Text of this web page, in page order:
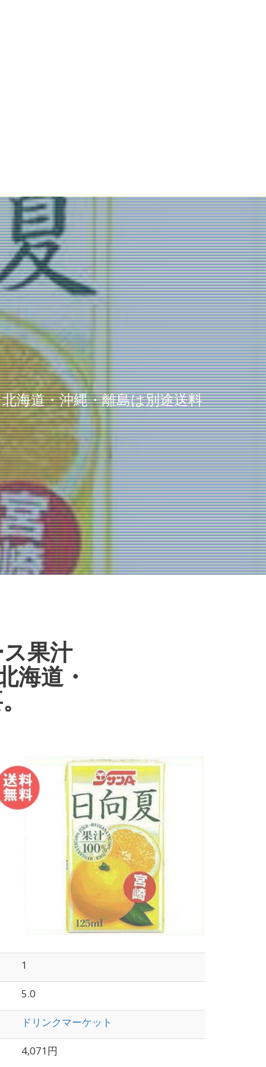
海道・沖縄・離島は別途送料
果汁
海道・
1
5.0
ドリンクマーケット
4,071円